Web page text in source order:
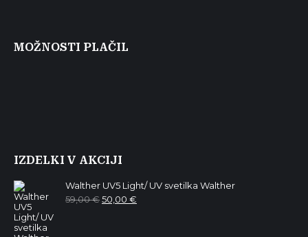
MOŽNOSTI PLAČIL
IZDELKI V AKCIJI
Walther UV5 Light/ UV svetilka Walther
59,00€ Izvirna
50,00 €